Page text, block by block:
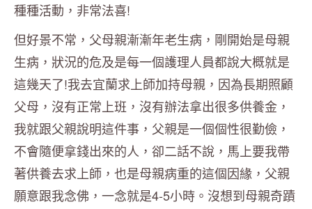
種種活動，非常法喜!
但好景不常，父母親漸漸年老生病，剛開始是母親
生病，狀況的危及是每一個護理人員都說大概就是
這幾天了!我去宜蘭求上師加持母親，因為長期照顧
父母，沒有正常上班，沒有辦法拿出很多供養金，
我就跟父親說明這件事，父親是一個個性很勤儉，
不會隨便拿錢出來的人，卻二話不說，馬上要我帶
著供養去求上師，也是母親病重的這個因緣，父親
願意跟我念佛，一念就是4-5小時。沒想到母親奇蹟